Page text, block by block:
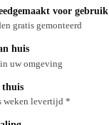
voor gebruik
gratis gemonteerd
huis
uw omgeving
weken levertijd *